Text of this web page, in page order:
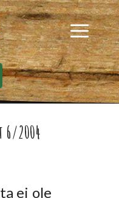
6/2004
ei ole